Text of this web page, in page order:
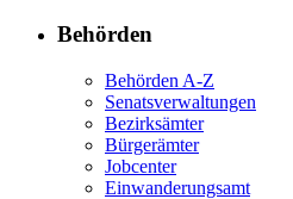
Behörden
Behörden A-Z
Senatsverwaltungen
Bezirksämter
Bürgerämter
Jobcenter
Einwanderungsamt